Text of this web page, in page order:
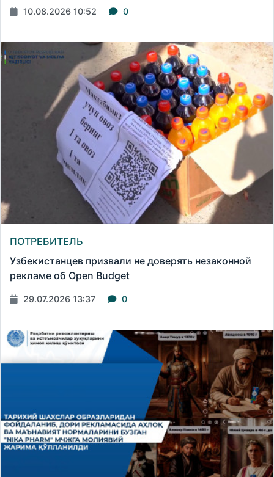
10.08.2026 10:52 0
ПОТРЕБИТЕЛЬ
Узбекистанцев призвали не доверять незаконной
рекламе об Open Budget
29.07.2026 13:37 0